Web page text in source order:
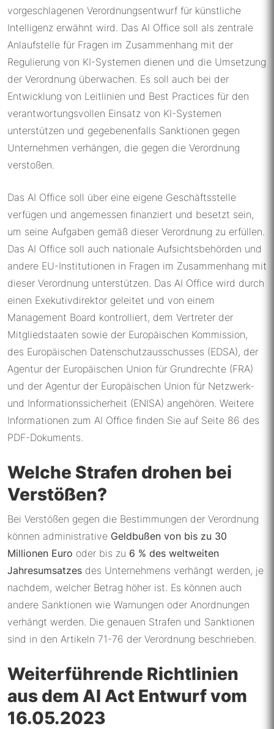
vorgeschlagenen Verordnungsentwurf für künstliche
Intelligenz erwähnt wird. Das AI Office soll als zentrale
Anlaufstelle für Fragen im Zusammenhang mit der
Regulierung von KI-Systemen dienen und die Umsetzung
der Verordnung überwachen. Es soll auch bei der
Entwicklung von Leitlinien und Best Practices für den
verantwortungsvollen Einsatz von KI-Systemen
unterstützen und gegebenenfalls Sanktionen gegen
Unternehmen verhängen, die gegen die Verordnung
verstoßen.
Das AI Office soll über eine eigene Geschäftsstelle
verfügen und angemessen finanziert und besetzt sein,
um seine Aufgaben gemäß dieser Verordnung zu erfüllen.
Das AI Office soll auch nationale Aufsichtsbehörden und
andere EU-Institutionen in Fragen im Zusammenhang mit
dieser Verordnung unterstützen. Das AI Office wird durch
einen Exekutivdirektor geleitet und von einem
Management Board kontrolliert, dem Vertreter der
Mitgliedstaaten sowie der Europäischen Kommission,
des Europäischen Datenschutzausschusses (EDSA), der
Agentur der Europäischen Union für Grundrechte (FRA)
und der Agentur der Europäischen Union für Netzwerk-
und Informationssicherheit (ENISA) angehören. Weitere
Informationen zum AI Office finden Sie auf Seite 86 des
PDF-Dokuments.
Welche Strafen drohen bei
Verstößen?
Bei Verstößen gegen die Bestimmungen der Verordnung
können administrative Geldbußen von bis zu 30
Millionen Euro oder bis zu 6 % des weltweiten
Jahresumsatzes des Unternehmens verhängt werden, je
nachdem, welcher Betrag höher ist. Es können auch
andere Sanktionen wie Warnungen oder Anordnungen
verhängt werden. Die genauen Strafen und Sanktionen
sind in den Artikeln 71-76 der Verordnung beschrieben.
Weiterführende Richtlinien
aus dem AI Act Entwurf vom
16.05.2023